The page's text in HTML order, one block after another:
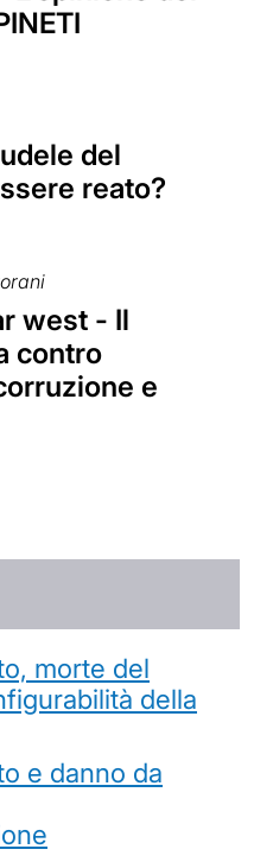
del
reato?
west - Il
contro
e
morte del
della
e danno da